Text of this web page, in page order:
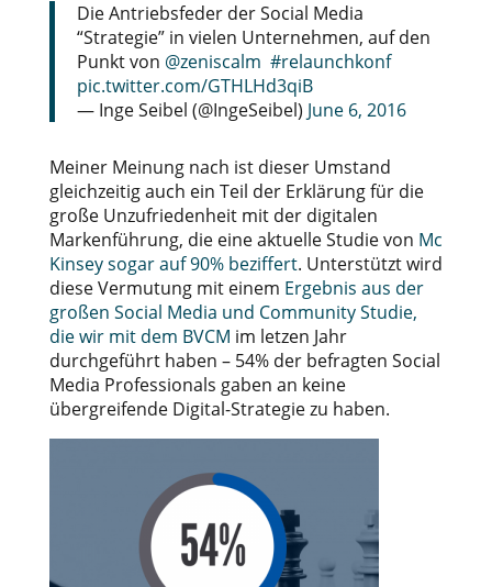
Die Antriebsfeder der Social Media
“Strategie” in vielen Unternehmen, auf den
Punkt von @zeniscalm #relaunchkonf
pic.twitter.com/GTHLHd3qiB
— Inge Seibel (@IngeSeibel) June 6, 2016
Meiner Meinung nach ist dieser Umstand
gleichzeitig auch ein Teil der Erklärung für die
große Unzufriedenheit mit der digitalen
Markenführung, die eine aktuelle Studie von Mc
Kinsey sogar auf 90% beziffert. Unterstützt wird
diese Vermutung mit einem Ergebnis aus der
großen Social Media und Community Studie,
die wir mit dem BVCM im letzen Jahr
durchgeführt haben – 54% der befragten Social
Media Professionals gaben an keine
übergreifende Digital-Strategie zu haben.